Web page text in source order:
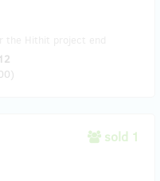
)
sold 1